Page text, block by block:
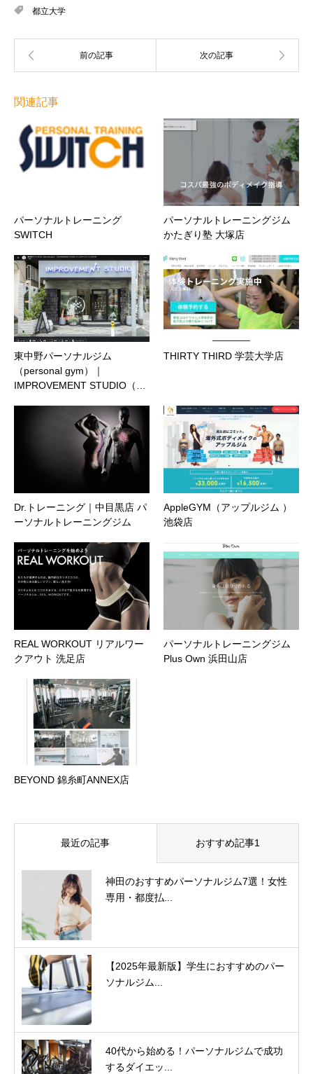
都立大学
関連記事
パーソナルトレーニング
SWITCH
パーソナルトレーニングジム
かたぎり塾 大塚店
東中野パーソナルジム
（personal gym）｜
IMPROVEMENT STUDIO（…
THIRTY THIRD 学芸大学店
Dr.トレーニング｜中目黒店 パ
ーソナルトレーニングジム
AppleGYM（アップルジム ）
池袋店
REAL WORKOUT リアルワー
クアウト 洗足店
パーソナルトレーニングジム
Plus Own 浜田山店
BEYOND 錦糸町ANNEX店
最近の記事 おすすめ記事1
神田のおすすめパーソナルジム7選！女性
専用・都度払...
【2025年最新版】学生におすすめのパー
ソナルジム...
40代から始める！パーソナルジムで成功
するダイエッ...